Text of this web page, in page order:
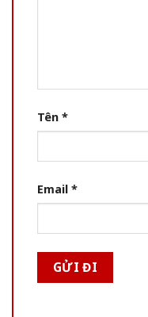
Tên *
Email *